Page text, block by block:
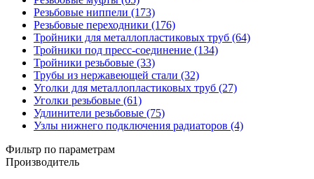
Резьбовые ниппели (173)
Резьбовые переходники (176)
Тройники для металлопластиковых труб (64)
Тройники под пресс-соединение (134)
Тройники резьбовые (33)
Трубы из нержавеющей стали (32)
Уголки для металлопластиковых труб (27)
Уголки резьбовые (61)
Удлинители резьбовые (75)
Узлы нижнего подключения радиаторов (4)
Фильтр по параметрам
Производитель